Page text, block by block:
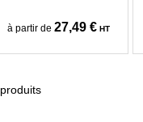
à partir de 27,49 € HT
produits